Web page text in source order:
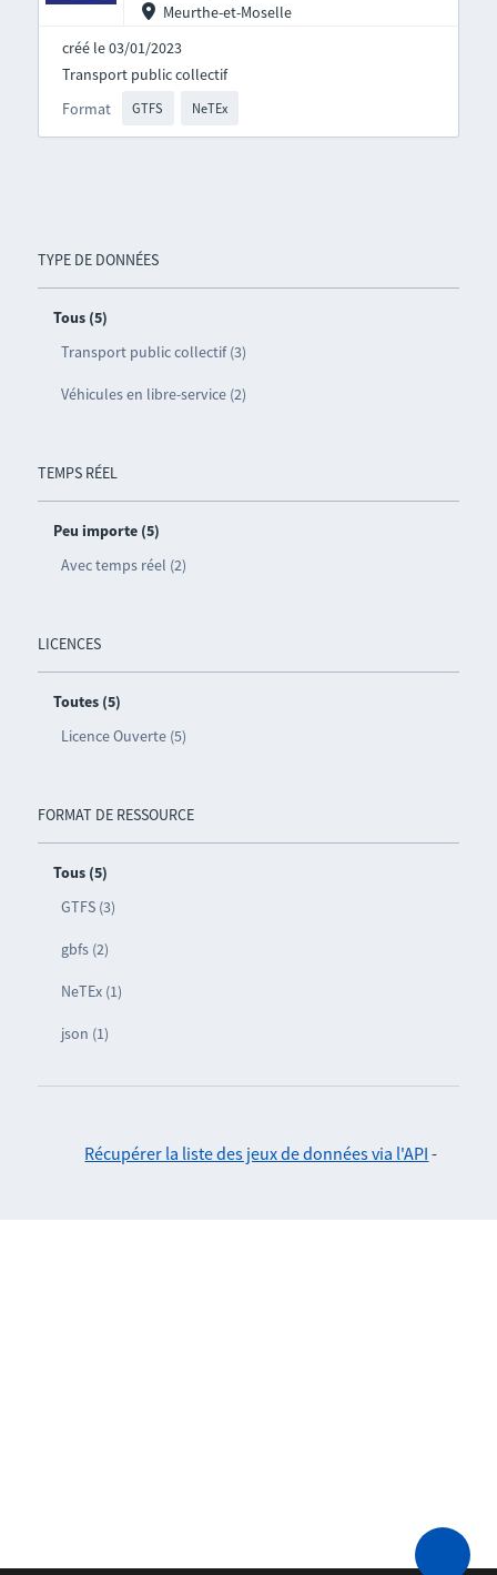
TYPE DE DONNÉES
Tous (5)
Transport public collectif (3)
Véhicules en libre-service (2)
TEMPS RÉEL
Peu importe (5)
Avec temps réel (2)
LICENCES
Toutes (5)
Licence Ouverte (5)
FORMAT DE RESSOURCE
Tous (5)
GTFS (3)
gbfs (2)
NeTEx (1)
json (1)
Meurthe-et-Moselle
créé le 03/01/2023
Format GTFS NeTEx
Transport public collectif
Récupérer la liste des jeux de données via l'API -